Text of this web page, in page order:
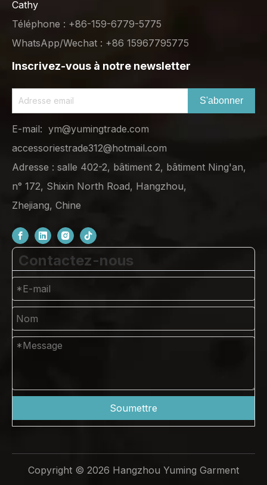
Cathy
Téléphone : +86-159-6779-5775
WhatsApp/Wechat : +86 15967795775
Inscrivez-vous à notre newsletter
S'abonner
E-mail: ym@yumingtrade.com
accessoriestrade312@hotmail.com
Adresse : salle 402-2, bâtiment 2, bâtiment Ning'an,
n° 172, Shixin North Road, Hangzhou,
Zhejiang, Chine
Contactez-nous
Soumettre
Copyright © 2026 Hangzhou Yuming Garment